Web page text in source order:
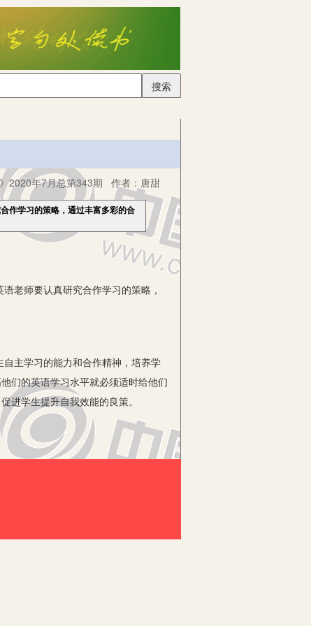
搜索
2020年7月总第343期 作者： 唐甜
作学习的策略，通过丰富多彩的合
师要认真研究合作学习的策略，
主学习的能力和合作精神，培养学
们的英语学习水平就必须适时给他们
进学生提升自我效能的良策。
效的合作学习可以短时间内提高整
短板的效果。在英语课堂教学活动
体小组成员的共同努力，取得英语学
开展扎实有效的师生合作、生生合作